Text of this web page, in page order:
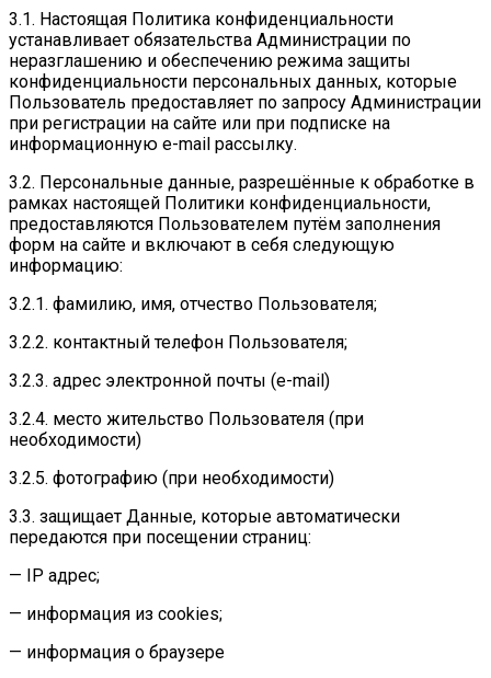
3.1. Настоящая Политика конфиденциальности
устанавливает обязательства Администрации по
неразглашению и обеспечению режима защиты
конфиденциальности персональных данных, которые
Пользователь предоставляет по запросу Администрации
при регистрации на сайте или при подписке на
информационную e-mail рассылку.
3.2. Персональные данные, разрешённые к обработке в
рамках настоящей Политики конфиденциальности,
предоставляются Пользователем путём заполнения
форм на сайте и включают в себя следующую
информацию:
3.2.1. фамилию, имя, отчество Пользователя;
3.2.2. контактный телефон Пользователя;
3.2.3. адрес электронной почты (e-mail)
3.2.4. место жительство Пользователя (при
необходимости)
3.2.5. фотографию (при необходимости)
3.3. защищает Данные, которые автоматически
передаются при посещении страниц:
— IP адрес;
— информация из cookies;
— информация о браузере